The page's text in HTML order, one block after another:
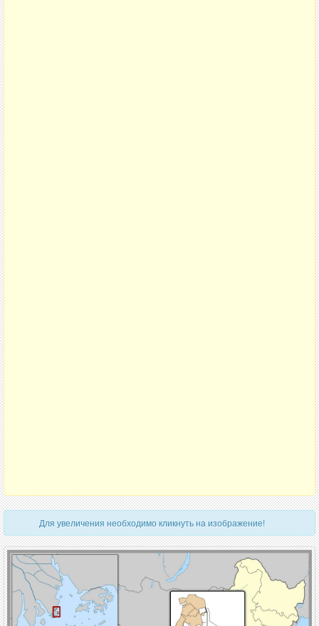
Для увеличения необходимо кликнуть на изображение!